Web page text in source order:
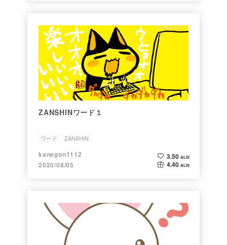
ZANSHINワード１
ワード ZANSHIN
kanegon1112
2020/08/05
3.50 ALIS
4.40 ALIS